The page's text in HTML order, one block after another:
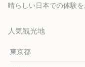
晴らしい日本での体験を
人気観光地
東京都